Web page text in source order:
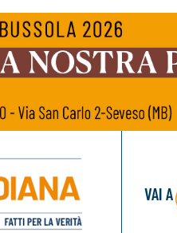
VAI A